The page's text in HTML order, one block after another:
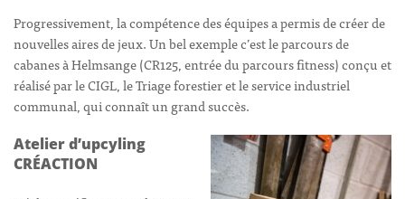
Progressivement, la compétence des équipes a permis de créer de
nouvelles aires de jeux. Un bel exemple c’est le parcours de
cabanes à Helmsange (CR125, entrée du parcours fitness) conçu et
réalisé par le CIGL, le Triage forestier et le service industriel
communal, qui connaît un grand succès.
Atelier d’upcyling
CRÉACTION